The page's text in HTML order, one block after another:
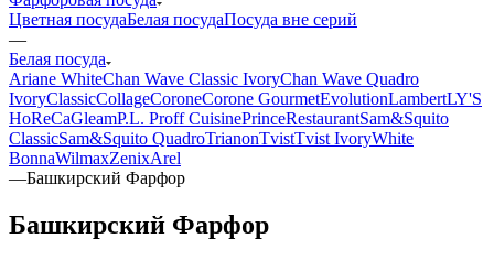
Цветная посудаБелая посудаПосуда вне серий
—
Белая посуда
Ariane WhiteChan Wave Classic IvoryChan Wave Quadro
IvoryClassicCollageCoroneCorone GourmetEvolutionLambertLY'S
HoReCaGleamP.L. Proff CuisinePrinceRestaurantSam&Squito
ClassicSam&Squito QuadroTrianonTvistTvist IvoryWhite
BonnaWilmaxZenixArel
—Башкирский Фарфор
Башкирский Фарфор